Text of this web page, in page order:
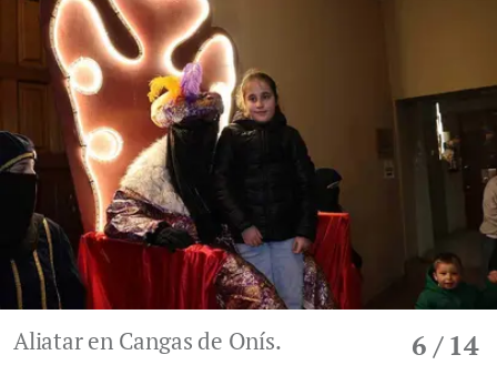
6 / 14
Aliatar en Cangas de Onís.